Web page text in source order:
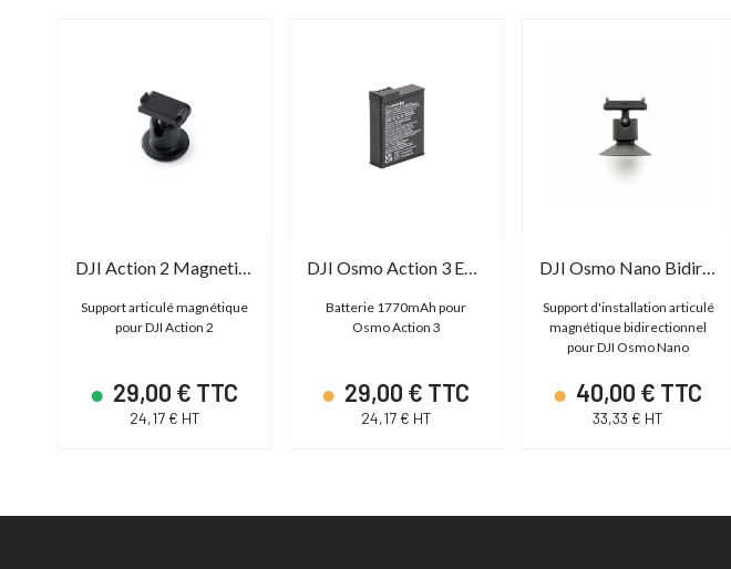
DJI Action 2 Magnetic Ball-Joint Adapter Mount
Support articulé magnétique
pour DJI Action 2
29,00 € TTC
24,17 € HT
Batterie 1770mAh pour
Osmo Action 3
29,00 € TTC
24,17 € HT
DJI Osmo Nano Bidirectional Magnetic
Support d'installation articulé
magnétique bidirectionnel
pour DJI Osmo Nano
40,00 € TTC
33,33 € HT